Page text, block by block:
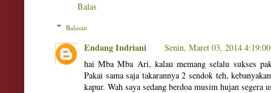
Balas
Balasan
Endang Indriani
Senin, Maret 03, 2014
hai Mba Mba Ari, kalau memang selalu sukses
Pakai sama saja takarannya 2 sendok teh,
kapur. Wah saya sedang berdoa musim hujan segera